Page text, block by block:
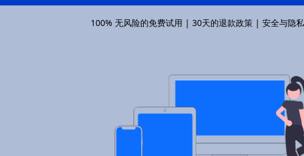
100% 无风险的免费试用 | 30天的退款政策 | 安全与隐